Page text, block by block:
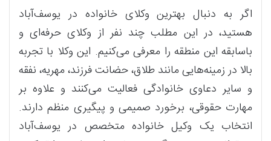
اگر به دنبال بهترین وکلای خانواده در یوسف‌آباد
هستید، در این مطلب چند نفر از وکلای حرفه‌ای و
باسابقه این منطقه را معرفی می‌کنیم. این وکلا با تجربه
بالا در زمینه‌هایی مانند طلاق، حضانت فرزند، مهریه، نفقه
و سایر دعاوی خانوادگی فعالیت می‌کنند و علاوه بر
مهارت حقوقی، برخورد صمیمی و پیگیری منظم دارند.
انتخاب یک وکیل خانواده متخصص در یوسف‌آباد